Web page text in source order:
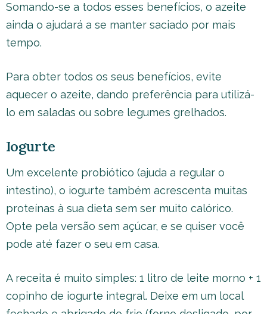
Somando-se a todos esses benefícios, o azeite
ainda o ajudará a se manter saciado por mais
tempo.
Para obter todos os seus benefícios, evite
aquecer o azeite, dando preferência para utilizá-
lo em saladas ou sobre legumes grelhados.
Iogurte
Um excelente probiótico (ajuda a regular o
intestino), o iogurte também acrescenta muitas
proteínas à sua dieta sem ser muito calórico.
Opte pela versão sem açúcar, e se quiser você
pode até fazer o seu em casa.
A receita é muito simples: 1 litro de leite morno + 1
copinho de iogurte integral. Deixe em um local